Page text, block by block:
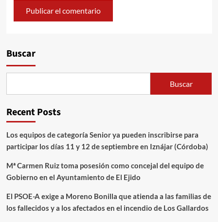
Buscar
Buscar
Recent Posts
Los equipos de categoría Senior ya pueden inscribirse para
participar los días 11 y 12 de septiembre en Iznájar (Córdoba)
Mª Carmen Ruiz toma posesión como concejal del equipo de
Gobierno en el Ayuntamiento de El Ejido
El PSOE-A exige a Moreno Bonilla que atienda a las familias de
los fallecidos y a los afectados en el incendio de Los Gallardos